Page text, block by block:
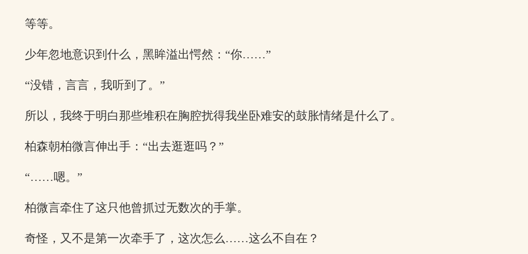
等等。
少年忽地意识到什么，黑眸溢出愕然：“你……”
“没错，言言，我听到了。”
所以，我终于明白那些堆积在胸腔扰得我坐卧难安的鼓胀情绪是什么了。
柏森朝柏微言伸出手：“出去逛逛吗？”
“……嗯。”
柏微言牵住了这只他曾抓过无数次的手掌。
奇怪，又不是第一次牵手了，这次怎么……这么不自在？